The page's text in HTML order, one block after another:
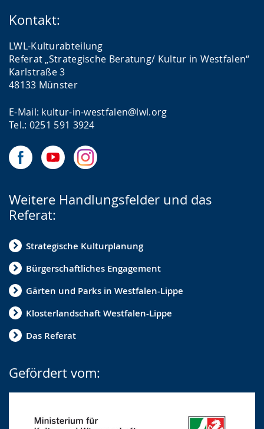
Kontakt:
LWL-Kulturabteilung
Referat „Strategische Beratung/ Kultur in Westfalen“
Karlstraße 3
48133 Münster
E-Mail: kultur-in-westfalen@lwl.org
Tel.: 0251 591 3924
Weitere Handlungsfelder und das
Referat:
Strategische Kulturplanung
Bürgerschaftliches Engagement
Gärten und Parks in Westfalen-Lippe
Klosterlandschaft Westfalen-Lippe
Das Referat
Gefördert vom: